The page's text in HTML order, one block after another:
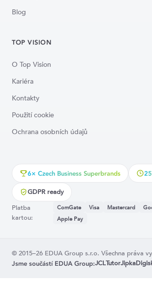
Blog
TOP VISION
O Top Vision
Kariéra
Kontakty
Použití cookie
Ochrana osobních údajů
6× Czech Business Superbrands
GDPR ready
Platba
kartou:
ComGate Visa Mastercard
Apple Pay
© 2015–26 EDUA Group s.r.o. Všechna práva
Jsme součástí EDUA Group:JCLTutorJipka